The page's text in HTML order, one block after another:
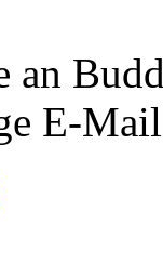
an
E-